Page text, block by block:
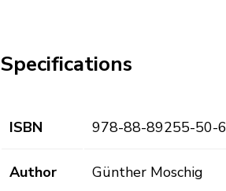
Specifications
ISBN 978-88-89255-50-6
Author Günther Moschig